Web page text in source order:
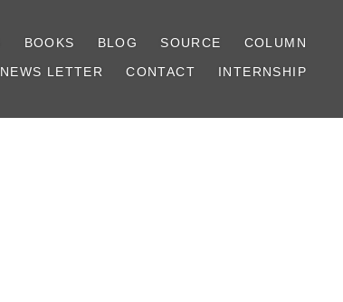
BOOKS BLOG SOURCE
COLUMN
NEWS LETTER
CONTACT INTERNSHIP